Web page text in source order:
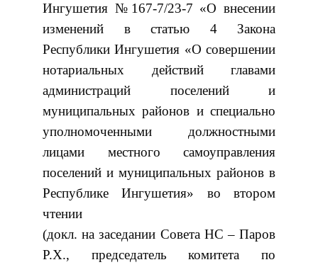
Ингушетия №167-7/23-7 «О внесении
изменений в статью 4 Закона
Республики Ингушетия «О совершении
нотариальных действий главами
администраций поселений и
муниципальных районов и специально
уполномоченными должностными
лицами местного самоуправления
поселений и муниципальных районов в
Республике Ингушетия» во втором
чтении
(докл. на заседании Совета НС – Паров
Р.Х., председатель комитета по